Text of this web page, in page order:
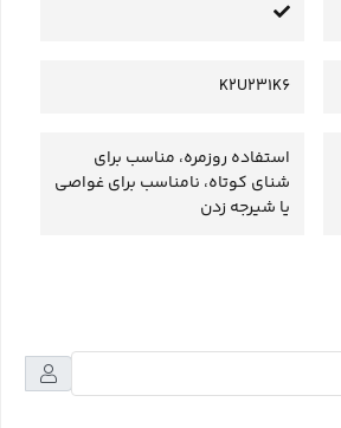
K2U231K6
استفاده روزمره، مناسب برای
شنای کوتاه، نامناسب برای غواصی
یا شیرجه زدن